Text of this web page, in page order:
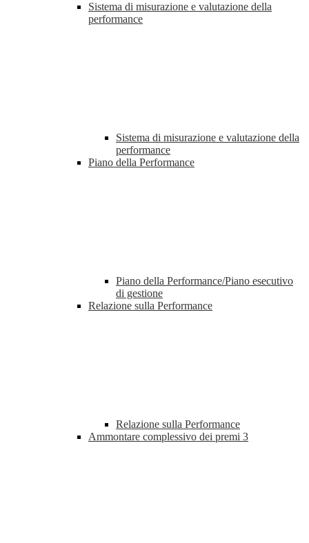
Sistema di misurazione e valutazione della
performance
Sistema di misurazione e valutazione della
performance
Piano della Performance
Piano della Performance/Piano esecutivo
di gestione
Relazione sulla Performance
Relazione sulla Performance
Ammontare complessivo dei premi 3